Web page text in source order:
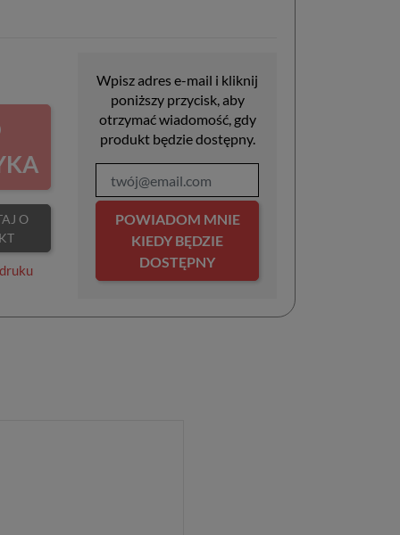
Wpisz adres e-mail i kliknij
poniższy przycisk, aby
otrzymać wiadomość, gdy
produkt będzie dostępny.
POWIADOM MNIE
KIEDY BĘDZIE
DOSTĘPNY